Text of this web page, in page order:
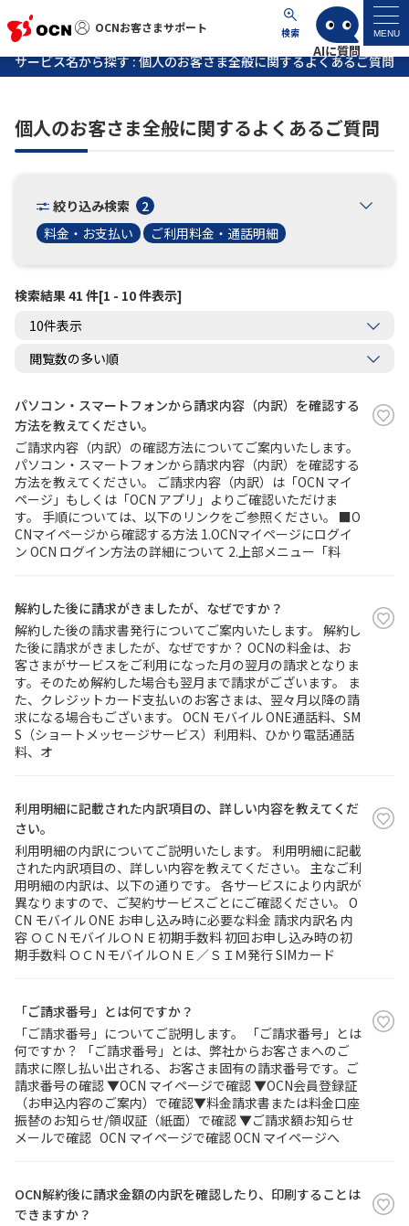
OCNお客さまサポート 検索 MENU
OCNお客さまサポート
マイページ
サポートトップ
サービス名から探す
よくあるご質問
工事・故障情報
各種ダウンロード
お問い合わせ
履歴・お気に入り
お知らせ サポートサイトの使い方
NTTドコモビジネスのお客さ
工事・故障情報通知
OCN サービス一覧
サービス名から探す : 個人のお客さま全般に関するよくあるご質問
個人のお客さま全般に関するよくあるご質問
絞り込み検索
2
料金・お支払い
ご利用料金・通話明細
検索結果 41 件[1 - 10 件表示]
パソコン・スマートフォンから請求内容（内訳）を確認する
方法を教えてください。
ご請求内容（内訳）の確認方法についてご案内いたします。
パソコン・スマートフォンから請求内容（内訳）を確認する
方法を教えてください。 ご請求内容（内訳）は「OCN マイ
ページ」もしくは「OCN アプリ」よりご確認いただけま
す。 手順については、以下のリンクをご参照ください。 ■O
CNマイページから確認する方法 1.OCNマイページにログイ
ン OCN ログイン方法の詳細について 2.上部メニュー「料
解約した後に請求がきましたが、なぜですか？
解約した後の請求書発行についてご案内いたします。 解約し
た後に請求がきましたが、なぜですか？ OCNの料金は、お
客さまがサービスをご利用になった月の翌月の請求となりま
す。そのため解約した場合も翌月まで請求がございます。 ま
た、クレジットカード支払いのお客さまは、翌々月以降の請
求になる場合もございます。 OCN モバイル ONE通話料、SM
S（ショートメッセージサービス）利用料、ひかり電話通話
料、オ
利用明細に記載された内訳項目の、詳しい内容を教えてくだ
さい。
利用明細の内訳についてご説明いたします。 利用明細に記載
された内訳項目の、詳しい内容を教えてください。 主なご利
用明細の内訳は、以下の通りです。 各サービスにより内訳が
異なりますので、ご契約サービスごとにご確認ください。 O
CN モバイル ONE お申し込み時に必要な料金 請求内訳名 内
容 ＯＣＮモバイルＯＮＥ初期手数料 初回お申し込み時の初
期手数料 ＯＣＮモバイルＯＮＥ／ＳＩＭ発行 SIMカード
「ご請求番号」とは何ですか？
「ご請求番号」についてご説明します。 「ご請求番号」とは
何ですか？ 「ご請求番号」とは、弊社からお客さまへのご
請求に際し払い出される、お客さま固有の請求番号です。ご
請求番号の確認 ▼OCN マイページで確認 ▼OCN会員登録証
（お申込内容のご案内）で確認▼料金請求書または料金口座
振替のお知らせ/領収証（紙面）で確認 ▼ご請求額お知らせ
メールで確認 OCN マイページで確認 OCN マイページへ
OCN解約後に請求金額の内訳を確認したり、印刷することは
できますか？